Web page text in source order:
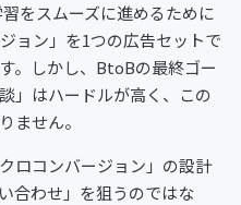
をスムーズに進めるために
ョン」を1つの広告セットで
。しかし、BtoBの最終ゴー
」はハードルが高く、この
ません。
ロコンバージョン」の設計
合わせ」を狙うのではな